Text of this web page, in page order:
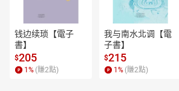
湯姆歷險記03_第四章
湯姆歷險記04_第五章
湯姆歷險記05_第六章
湯姆歷險記06_第七章
钱边续琐【電子
書】
$205
1 % (賺2點)
我与南水北调【電
子書】
$215
1 % (賺2點)